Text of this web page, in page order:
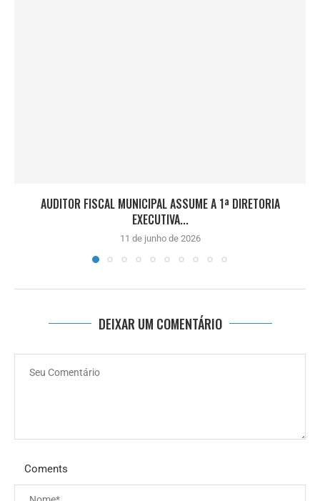
AUDITOR FISCAL MUNICIPAL ASSUME A 1ª DIRETORIA
EXECUTIVA...
11 de junho de 2026
DEIXAR UM COMENTÁRIO
Coments